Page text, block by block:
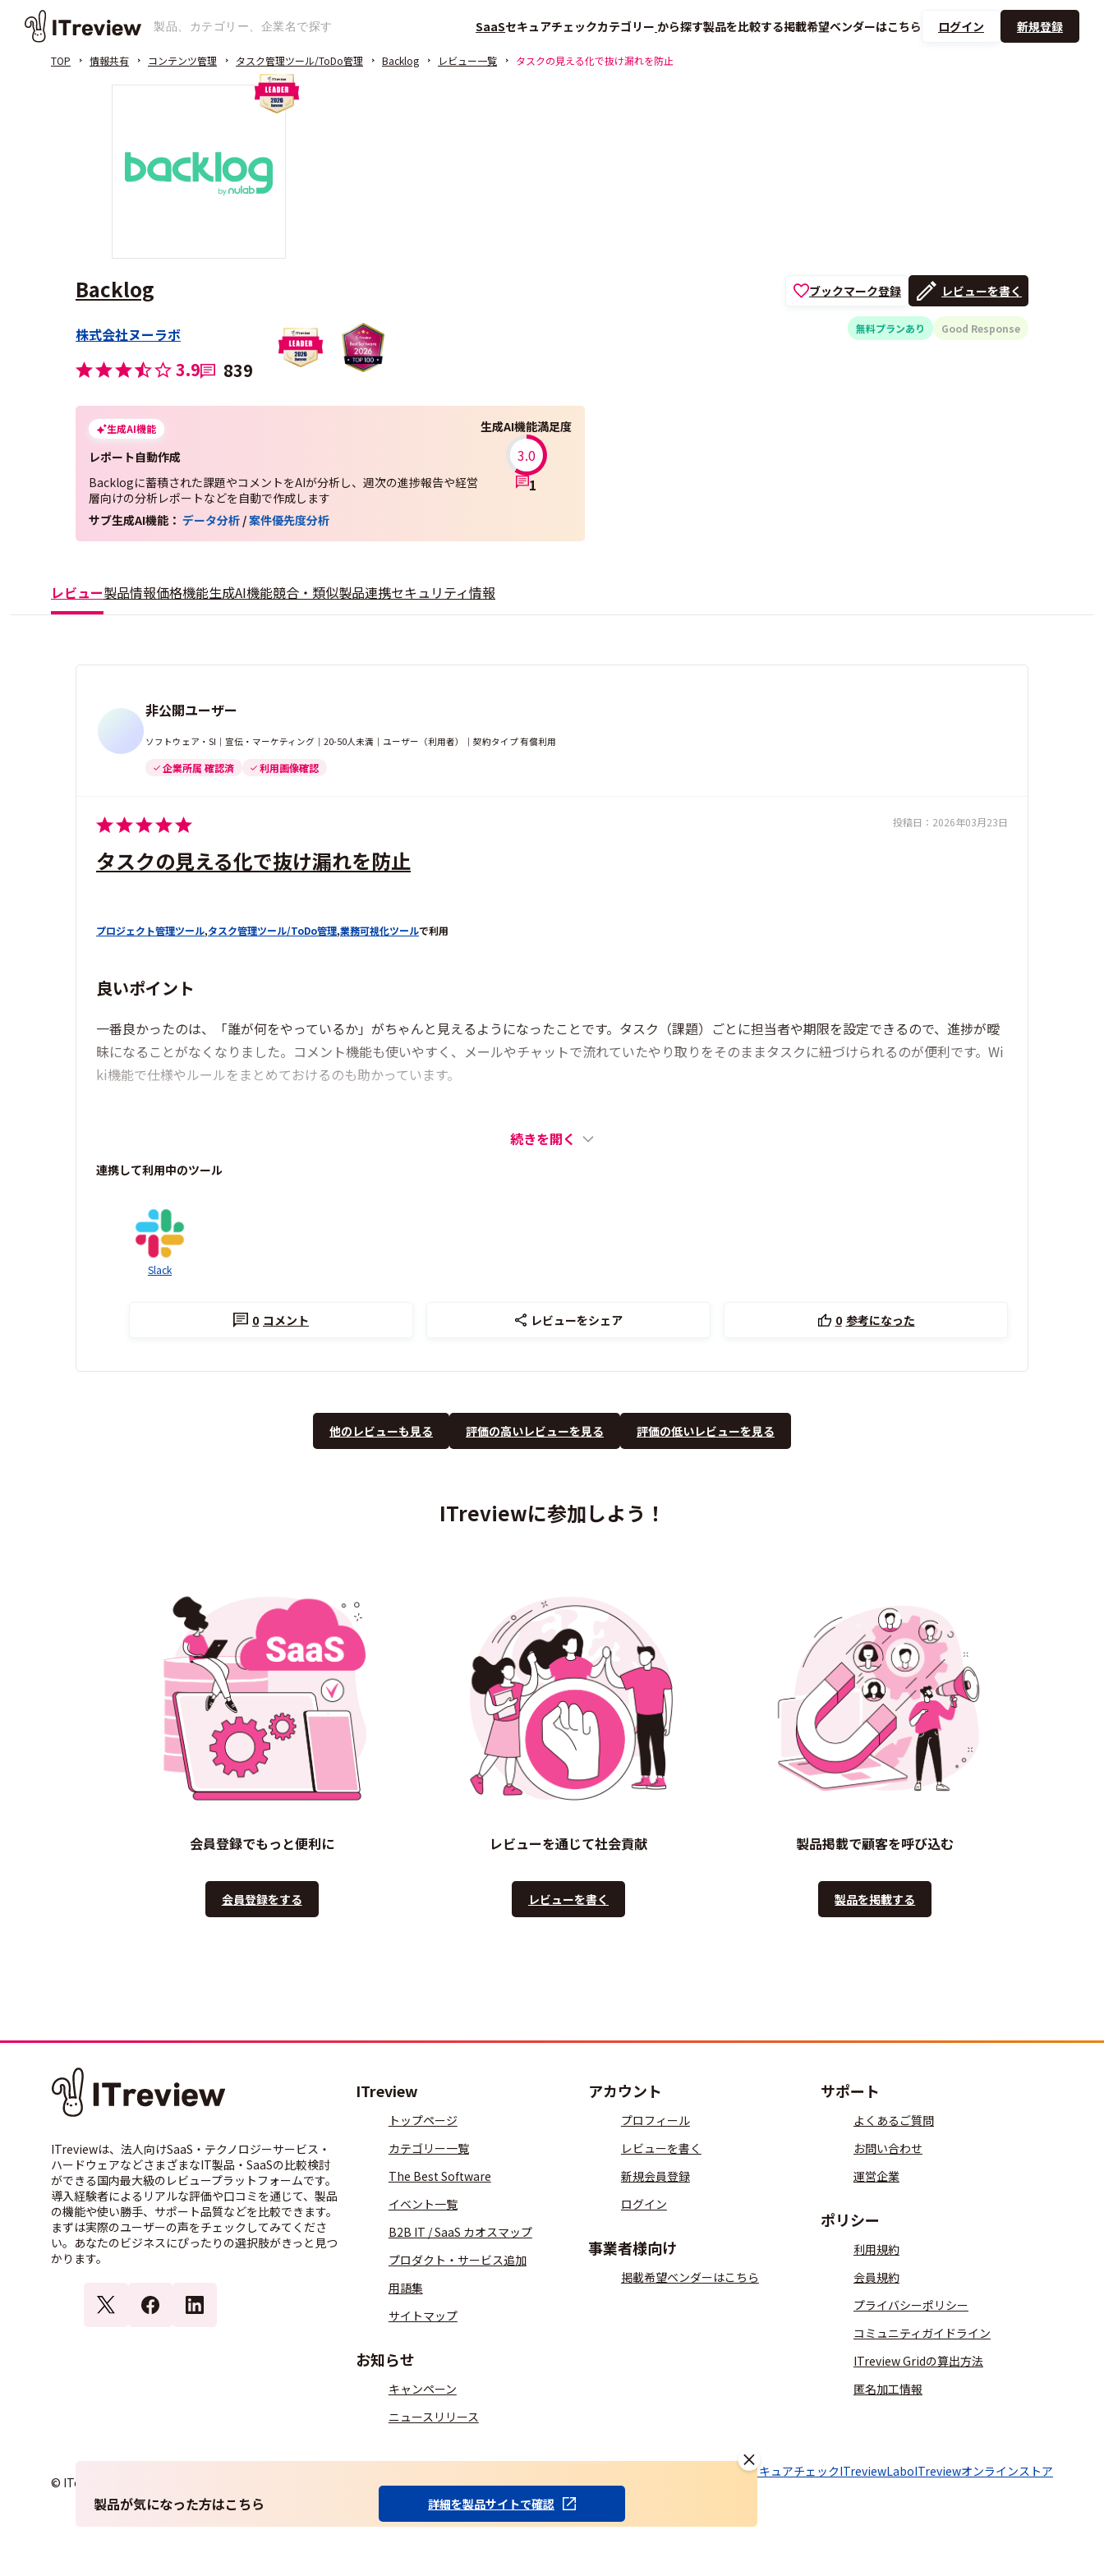
SaaSセキュアチェックカテゴリー から探す製品を比較する掲載希望ベンダーはこちら ログイン 新規登録
TOP 情報共有 コンテンツ管理 タスク管理ツール/ToDo管理 Backlog レビュー一覧 タスクの見える化で抜け漏れを防止
Backlog
株式会社ヌーラボ
3.9 839
生成AI機能
レポート自動作成
Backlogに蓄積された課題やコメントをAIが分析し、週次の進捗報告や経営
層向けの分析レポートなどを自動で作成します
生成AI機能満足度
3.0
1
サブ生成AI機能： データ分析 /案件優先度分析
ブックマーク登録 レビューを書く
無料プランあり Good Response
レビュー製品情報価格機能生成AI機能競合・類似製品連携セキュリティ情報
非公開ユーザー
ソフトウェア・SI｜宣伝・マーケティング｜20-50人未満｜ユーザー（利用者）｜契約タイプ 有償利用
企業所属 確認済 利用画像確認
投稿日： 2026年03月23日
タスクの見える化で抜け漏れを防止
プロジェクト管理ツール,タスク管理ツール/ToDo管理,業務可視化ツールで利用
良いポイント
一番良かったのは、「誰が何をやっているか」がちゃんと見えるようになったことです。タスク（課題）ごとに担当者や期限を設定できるので、進捗が曖
昧になることがなくなりました。コメント機能も使いやすく、メールやチャットで流れていたやり取りをそのままタスクに紐づけられるのが便利です。Wi
ki機能で仕様やルールをまとめておけるのも助かっています。
続きを開く
連携して利用中のツール
Slack
0 コメント レビューをシェア 0 参考になった
他のレビューも見る 評価の高いレビューを見る 評価の低いレビューを見る
製品が気になった方はこちら 詳細を製品サイトで確認
ITreviewに参加しよう！
会員登録でもっと便利に
会員登録をする
レビューを通じて社会貢献
レビューを書く
製品掲載で顧客を呼び込む
製品を掲載する
ITreviewは、法人向けSaaS・テクノロジーサービス・
ハードウェアなどさまざまなIT製品・SaaSの比較検討
ができる国内最大級のレビュープラットフォームです。
導入経験者によるリアルな評価や口コミを通じて、製品
の機能や使い勝手、サポート品質などを比較できます。
まずは実際のユーザーの声をチェックしてみてくださ
い。あなたのビジネスにぴったりの選択肢がきっと見つ
かります。
ITreview
トップページ
カテゴリー一覧
The Best Software
イベント一覧
B2B IT / SaaS カオスマップ
プロダクト・サービス追加
用語集
サイトマップ
お知らせ
キャンペーン
ニュースリリース
アカウント
プロフィール
レビューを書く
新規会員登録
ログイン
事業者様向け
掲載希望ベンダーはこちら
サポート
よくあるご質問
お問い合わせ
運営企業
ポリシー
利用規約
会員規約
プライバシーポリシー
コミュニティガイドライン
ITreview Gridの算出方法
匿名加工情報
© ITcrowd Corp. All Rights Reserved.
SaaSセキュアチェックITreviewLaboITreviewオンラインストア